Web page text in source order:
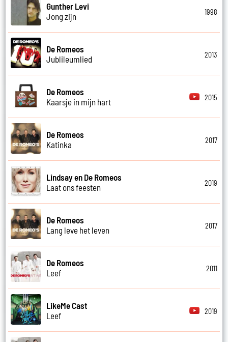
Gunther Levi
Jong zijn
1998
De Romeos
Jublileumlied
2013
De Romeos
Kaarsje in mijn hart
2015
De Romeos
Katinka
2017
Lindsay en De Romeos
Laat ons feesten
2019
De Romeos
Lang leve het leven
2017
De Romeos
Leef
2011
LikeMe Cast
Leef
2019